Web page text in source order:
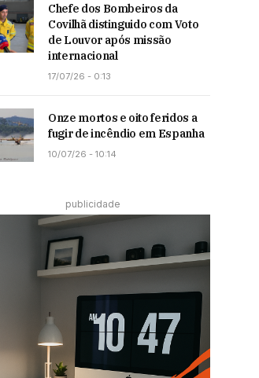
Chefe dos Bombeiros da
Covilhã distinguido com Voto
de Louvor após missão
internacional
17/07/26 - 0:13
Onze mortos e oito feridos a
fugir de incêndio em Espanha
10/07/26 - 10:14
publicidade